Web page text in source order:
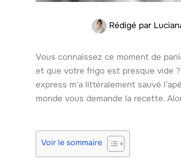
Rédigé par
Vous connaissez ce moment de
et que votre frigo est presque vide
express m’a littéralement sauvé
monde vous demande la recette.
Voir le sommaire